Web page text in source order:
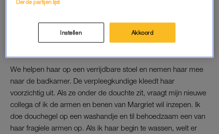
Een frisse geur komt me tegemoet. In bed ligt een broze dame
met spierwit haar en helderblauwe ogen. Ze kijkt ons zacht
We helpen haar op een verrijdbare stoel en nemen haar mee
naar de badkamer. De verpleegkundige kleedt haar
voorzichtig uit. Als ze onder de douchte zit, vraagt mijn nieuwe
collega of ik de armen en benen van Margriet wil inzepen. Ik
doe douchegel op een washandje en til behoedzaam een van
haar fragiele armen op. Als ik haar begin te wassen, welt er
Derde partijen lijst
Instellen Akkoord